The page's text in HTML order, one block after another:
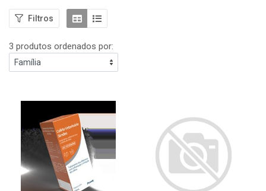
Filtros
3 produtos ordenados por: